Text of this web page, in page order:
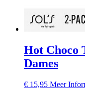
Hot Choco
Dames
€ 15,95 Meer